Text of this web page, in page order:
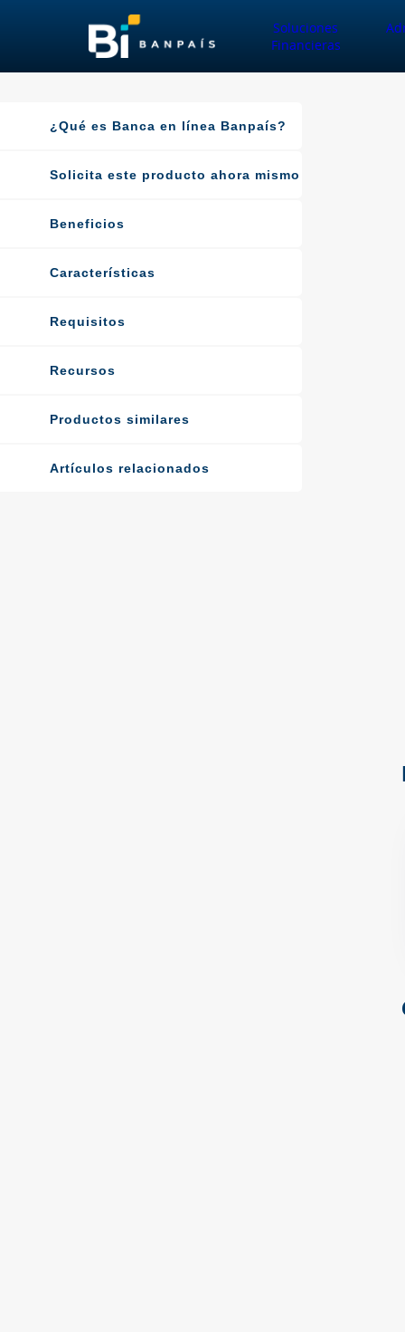
Soluciones
Financieras
¿Qué es Banca en línea Banpaís?
Solicita este producto ahora mismo
Beneficios
Características
Requisitos
Recursos
Productos similares
Artículos relacionados